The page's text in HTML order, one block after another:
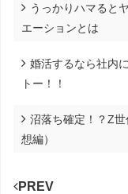
うっかりハマると
エーションとは
婚活するなら社内
トー！！
沼落ち確定！？Z
想編）
PREV